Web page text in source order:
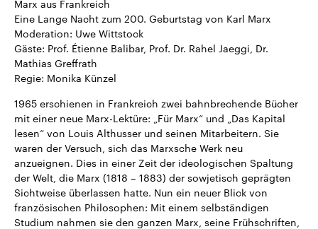
Bundesland von einer Koalition aus
CDU, SPD und FDP regiert.-
Umfragen, Prognosen,
Wahlprogramme, aktuelle Berichte
und Hintergründe zu den Parteien
und Kandidaten der anstehenden
Wahl.
aktuelle Weltgeschehen.
Sendungen Programm Podcasts
Marx aus Frankreich
Eine Lange Nacht zum 200. Geburtstag von Karl Marx
Moderation: Uwe Wittstock
Gäste: Prof. Étienne Balibar, Prof. Dr. Rahel Jaeggi, Dr.
Mathias Greffrath
Regie: Monika Künzel
1965 erschienen in Frankreich zwei bahnbrechende Bücher
mit einer neue Marx-Lektüre: „Für Marx“ und „Das Kapital
lesen“ von Louis Althusser und seinen Mitarbeitern. Sie
waren der Versuch, sich das Marxsche Werk neu
anzueignen. Dies in einer Zeit der ideologischen Spaltung
der Welt, die Marx (1818 – 1883) der sowjetisch geprägten
Sichtweise überlassen hatte. Nun ein neuer Blick von
französischen Philosophen: Mit einem selbständigen
Studium nahmen sie den ganzen Marx, seine Frühschriften,